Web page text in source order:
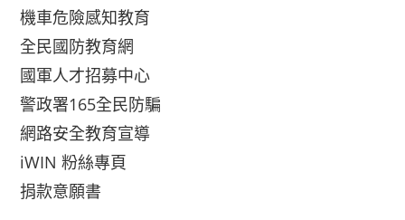
機車危險感知教育
全民國防教育網
國軍人才招募中心
警政署165全民防騙
網路安全教育宣導
iWIN 粉絲專頁
捐款意願書